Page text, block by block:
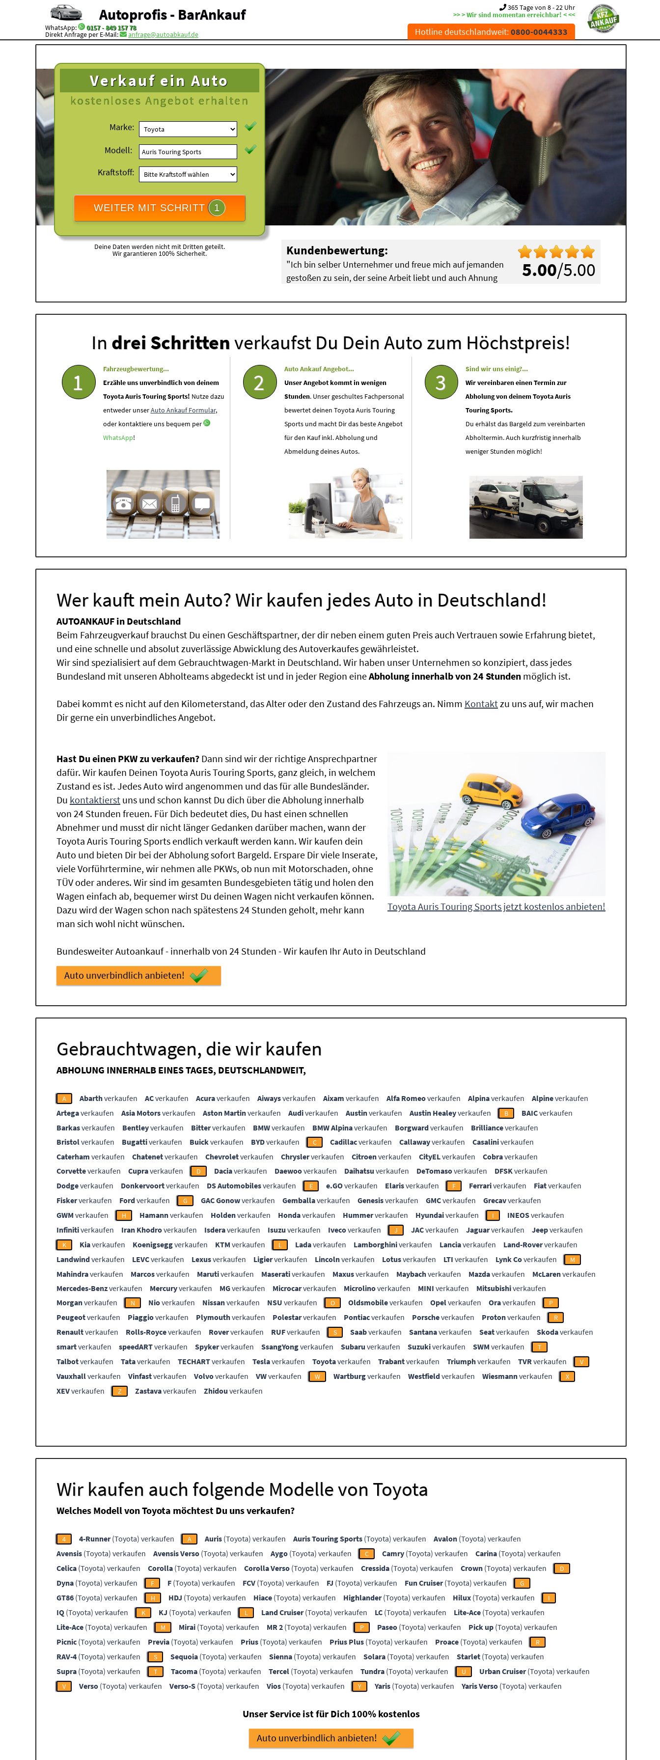
Autoprofis - BarAnkauf
WhatsApp: 0157 - 849 157 78
Direkt Anfrage per E-Mail: anfrage@autoabkauf.de
365 Tage von 8 - 22 Uhr
>> > Wir sind momentan erreichbar! < <<
Hotline deutschlandweit:0800-0044333
Verkauf ein Auto
kostenloses Angebot erhalten
Marke:
Modell:
Kraftstoff:
WEITER MIT SCHRITT 1
Deine Daten werden nicht mit Dritten geteilt.
Wir garantieren 100% Sicherheit.
5.00/5.00
Kundenbewertung:
"Ich bin selber Unternehmer und freue mich auf jemanden
gestoßen zu sein, der seine Arbeit liebt und auch Ahnung
Breuer aus Köln Pulheim (BMW Motorschaden)
In drei Schrittenverkaufst Du Dein Auto zum Höchstpreis!
1
Fahrzeugbewertung...
Erzähle uns unverbindlich von deinem
Toyota Auris Touring Sports! Nutze dazu
entweder unserAuto Ankauf Formular,
oder kontaktiere uns bequem per
WhatsApp!
2
Auto Ankauf Angebot...
Unser Angebot kommt in wenigen
Stunden. Unser geschultes Fachpersonal
bewertet deinen Toyota Auris Touring
Sports und macht Dir das beste Angebot
für den Kauf inkl. Abholung und
Abmeldung deines Autos.
3
Sind wir uns einig?...
Wir vereinbaren einen Termin zur
Abholung von deinem Toyota Auris
Touring Sports.
Du erhälst das Bargeld zum vereinbarten
Abholtermin. Auch kurzfristig innerhalb
weniger Stunden möglich!
Wer kauft mein Auto? Wir kaufen jedes Auto in Deutschland!
AUTOANKAUF in Deutschland
Beim Fahrzeugverkauf brauchst Du einen Geschäftspartner, der dir neben einem guten Preis auch Vertrauen sowie Erfahrung bietet,
und eine schnelle und absolut zuverlässige Abwicklung des Autoverkaufes gewährleistet.
Wir sind spezialisiert auf dem Gebrauchtwagen-Markt in Deutschland. Wir haben unser Unternehmen so konzipiert, dass jedes
Bundesland mit unseren Abholteams abgedeckt ist und in jeder Region eineAbholung innerhalb von 24 Stunden möglich ist.
Dabei kommt es nicht auf den Kilometerstand, das Alter oder den Zustand des Fahrzeugs an. Nimm Kontaktzu uns auf, wir machen
Dir gerne ein unverbindliches Angebot.
Toyota Auris Touring Sports jetzt kostenlos anbieten!
Hast Du einen PKW zu verkaufen? Dann sind wir der richtige Ansprechpartner
dafür. Wir kaufen Deinen Toyota Auris Touring Sports, ganz gleich, in welchem
Zustand es ist. Jedes Auto wird angenommen und das für alle Bundesländer.
Du kontaktierst uns und schon kannst Du dich über die Abholung innerhalb
von 24 Stunden freuen. Für Dich bedeutet dies, Du hast einen schnellen
Abnehmer und musst dir nicht länger Gedanken darüber machen, wann der
Toyota Auris Touring Sports endlich verkauft werden kann. Wir kaufen dein
Auto und bieten Dir bei der Abholung sofort Bargeld. Erspare Dir viele Inserate,
viele Vorführtermine, wir nehmen alle PKWs, ob nun mit Motorschaden, ohne
TÜV oder anderes. Wir sind im gesamten Bundesgebieten tätig und holen den
Wagen einfach ab, bequemer wirst Du deinen Wagen nicht verkaufen können.
Dazu wird der Wagen schon nach spätestens 24 Stunden geholt, mehr kann
man sich wohl nicht wünschen.
Bundesweiter Autoankauf - innerhalb von 24 Stunden - Wir kaufen Ihr Auto in Deutschland
Auto unverbindlich anbieten!
Gebrauchtwagen, die wir kaufen
ABHOLUNG INNERHALB EINES TAGES, DEUTSCHLANDWEIT,
A Abarthverkaufen ACverkaufen Acuraverkaufen Aiwaysverkaufen Aixam verkaufen Alfa Romeoverkaufen Alpinaverkaufen Alpineverkaufen
Artegaverkaufen Asia Motorsverkaufen Aston Martinverkaufen Audiverkaufen Austinverkaufen Austin Healeyverkaufen B BAICverkaufen
Barkasverkaufen Bentleyverkaufen Bitterverkaufen BMWverkaufen BMW Alpinaverkaufen Borgwardverkaufen Brillianceverkaufen
Bristolverkaufen Bugattiverkaufen Buickverkaufen BYDverkaufen C Cadillacverkaufen Callawayverkaufen Casaliniverkaufen
Caterham verkaufen Chatenetverkaufen Chevroletverkaufen Chryslerverkaufen Citroenverkaufen CityELverkaufen Cobraverkaufen
Corvetteverkaufen Cupraverkaufen D Daciaverkaufen Daewooverkaufen Daihatsu verkaufen DeTomasoverkaufen DFSKverkaufen
Dodgeverkaufen Donkervoortverkaufen DS Automobilesverkaufen E e.GOverkaufen Elarisverkaufen F Ferrariverkaufen Fiatverkaufen
Fiskerverkaufen Fordverkaufen G GAC Gonowverkaufen Gemballaverkaufen Genesisverkaufen GMCverkaufen Grecavverkaufen
GWM verkaufen H Hamannverkaufen Holdenverkaufen Hondaverkaufen Hummerverkaufen Hyundaiverkaufen I INEOSverkaufen
Infinitiverkaufen Iran Khodroverkaufen Isderaverkaufen Isuzu verkaufen Ivecoverkaufen J JACverkaufen Jaguarverkaufen Jeepverkaufen
K Kiaverkaufen Koenigseggverkaufen KTM verkaufen L Ladaverkaufen Lamborghiniverkaufen Lanciaverkaufen Land-Roververkaufen
Landwindverkaufen LEVCverkaufen Lexusverkaufen Ligierverkaufen Lincolnverkaufen Lotusverkaufen LTI verkaufen Lynk Coverkaufen M
Mahindraverkaufen Marcosverkaufen Marutiverkaufen Maserativerkaufen Maxusverkaufen Maybachverkaufen Mazdaverkaufen McLarenverkaufen
Mercedes-Benzverkaufen Mercuryverkaufen MGverkaufen Microcarverkaufen Microlinoverkaufen MINI verkaufen Mitsubishiverkaufen
Morganverkaufen N Nioverkaufen Nissanverkaufen NSU verkaufen O Oldsmobileverkaufen Opelverkaufen Oraverkaufen P
Peugeotverkaufen Piaggioverkaufen Plymouthverkaufen Polestarverkaufen Pontiacverkaufen Porscheverkaufen Protonverkaufen R
Renaultverkaufen Rolls-Royceverkaufen Roververkaufen RUFverkaufen S Saabverkaufen Santanaverkaufen Seatverkaufen Skodaverkaufen
smartverkaufen speedARTverkaufen Spykerverkaufen SsangYongverkaufen Subaru verkaufen Suzukiverkaufen SWM verkaufen T
Talbotverkaufen Tataverkaufen TECHARTverkaufen Teslaverkaufen Toyotaverkaufen Trabantverkaufen Triumphverkaufen TVRverkaufen V
Vauxhallverkaufen Vinfastverkaufen Volvoverkaufen VWverkaufen W Wartburgverkaufen Westfieldverkaufen Wiesmannverkaufen X
XEVverkaufen Z Zastavaverkaufen Zhidou verkaufen
Wir kaufen auch folgende Modelle von Toyota
Welches Modell von Toyota möchtest Du uns verkaufen?
4 4-Runner(Toyota) verkaufen A Auris (Toyota) verkaufen Auris Touring Sports (Toyota) verkaufen Avalon (Toyota) verkaufen
Avensis (Toyota) verkaufen Avensis Verso (Toyota) verkaufen Aygo (Toyota) verkaufen C Camry (Toyota) verkaufen Carina (Toyota) verkaufen
Celica (Toyota) verkaufen Corolla (Toyota) verkaufen Corolla Verso (Toyota) verkaufen Cressida (Toyota) verkaufen Crown (Toyota) verkaufen D
Dyna (Toyota) verkaufen F F (Toyota) verkaufen FCV (Toyota) verkaufen FJ (Toyota) verkaufen Fun Cruiser(Toyota) verkaufen G
GT86 (Toyota) verkaufen H HDJ (Toyota) verkaufen Hiace (Toyota) verkaufen Highlander(Toyota) verkaufen Hilux (Toyota) verkaufen I
IQ (Toyota) verkaufen K KJ (Toyota) verkaufen L Land Cruiser(Toyota) verkaufen LC (Toyota) verkaufen Lite-Ace (Toyota) verkaufen
Lite-Ace (Toyota) verkaufen M Mirai (Toyota) verkaufen MR 2 (Toyota) verkaufen P Paseo (Toyota) verkaufen Pick up (Toyota) verkaufen
Picnic (Toyota) verkaufen Previa (Toyota) verkaufen Prius (Toyota) verkaufen Prius Plus (Toyota) verkaufen Proace (Toyota) verkaufen R
RAV-4 (Toyota) verkaufen S Sequoia (Toyota) verkaufen Sienna (Toyota) verkaufen Solara (Toyota) verkaufen Starlet (Toyota) verkaufen
Supra (Toyota) verkaufen T Tacoma (Toyota) verkaufen Tercel (Toyota) verkaufen Tundra (Toyota) verkaufen U Urban Cruiser(Toyota) verkaufen
V Verso (Toyota) verkaufen Verso-S (Toyota) verkaufen Vios (Toyota) verkaufen Y Yaris (Toyota) verkaufen Yaris Verso (Toyota) verkaufen
Unser Service ist für Dich 100% kostenlos
Auto unverbindlich anbieten!